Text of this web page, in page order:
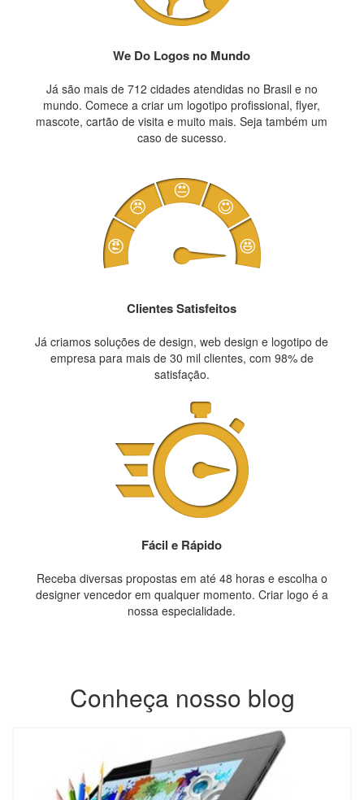
We Do Logos no Mundo
Já são mais de 712 cidades atendidas no Brasil e no
mundo. Comece a criar um logotipo profissional, flyer,
mascote, cartão de visita e muito mais. Seja também um
caso de sucesso.
Clientes Satisfeitos
Já criamos soluções de design, web design e logotipo de
empresa para mais de 30 mil clientes, com 98% de
satisfação.
Fácil e Rápido
Receba diversas propostas em até 48 horas e escolha o
designer vencedor em qualquer momento. Criar logo é a
nossa especialidade.
Conheça nosso blog